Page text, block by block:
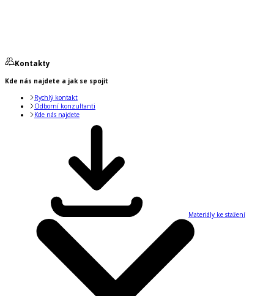
Kontakty
Kde nás najdete a jak se spojit
Rychlý kontakt
Odborní konzultanti
Kde nás najdete
Materiály ke stažení